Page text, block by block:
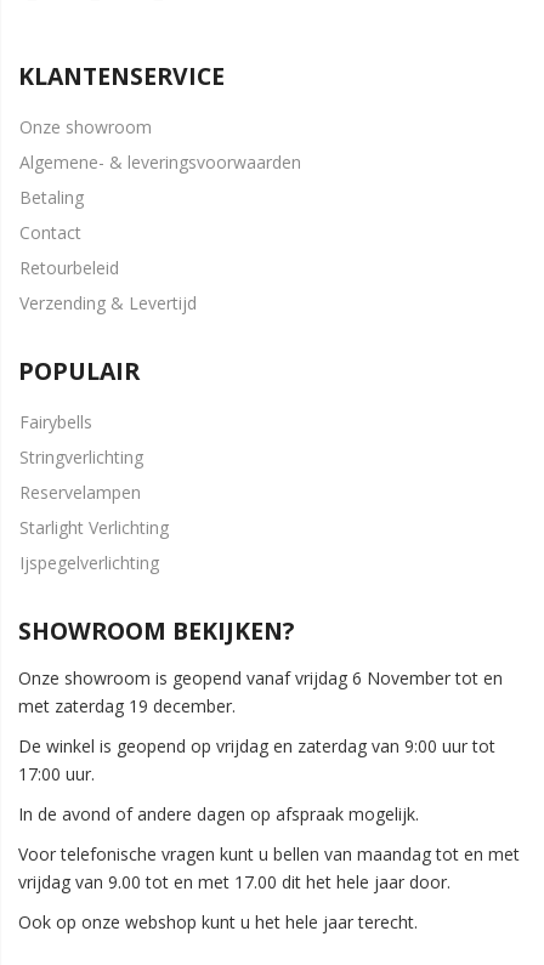
KLANTENSERVICE
Onze showroom
Algemene- & leveringsvoorwaarden
Betaling
Contact
Retourbeleid
Verzending & Levertijd
POPULAIR
Fairybells
Stringverlichting
Reservelampen
Starlight Verlichting
Ijspegelverlichting
SHOWROOM BEKIJKEN?
Onze showroom is geopend vanaf vrijdag 6 November tot en
met zaterdag 19 december.
De winkel is geopend op vrijdag en zaterdag van 9:00 uur tot
17:00 uur.
In de avond of andere dagen op afspraak mogelijk.
Voor telefonische vragen kunt u bellen van maandag tot en met
vrijdag van 9.00 tot en met 17.00 dit het hele jaar door.
Ook op onze webshop kunt u het hele jaar terecht.